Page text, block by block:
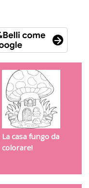
La casa fungo da
colorare!